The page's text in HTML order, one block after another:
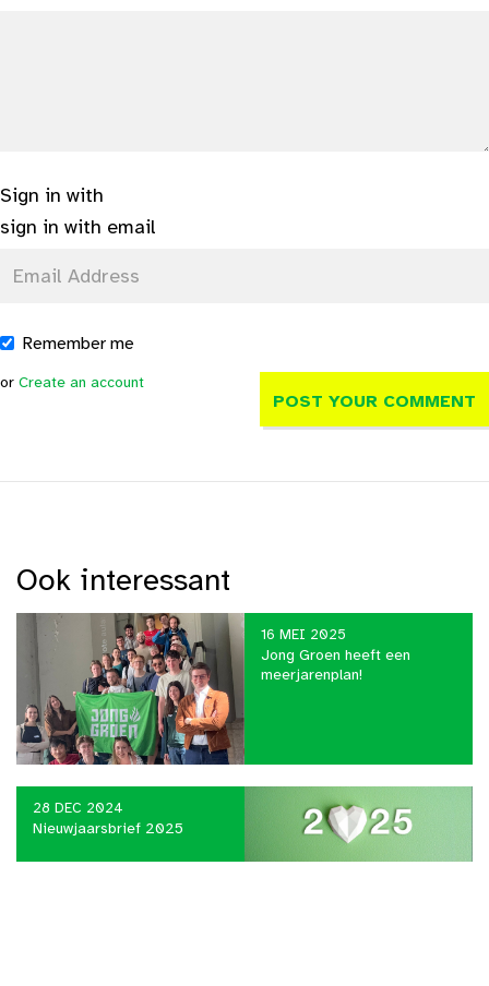
Sign in with
sign in with email
Remember me
or Create an account
Ook interessant
16 MEI 2025
Jong Groen heeft een
meerjarenplan!
28 DEC 2024
Nieuwjaarsbrief 2025